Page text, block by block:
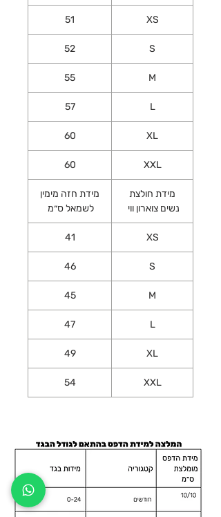
XS
51
S
52
M
55
L
57
XL
60
XXL
60
מידת חולצת
נשים צוארון ווי
מידת חזה מימין
לשמאל ס״מ
XS
41
S
46
M
45
L
47
XL
49
XXL
54